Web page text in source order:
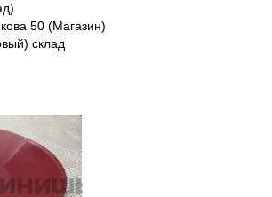
50 (Магазин)
склад